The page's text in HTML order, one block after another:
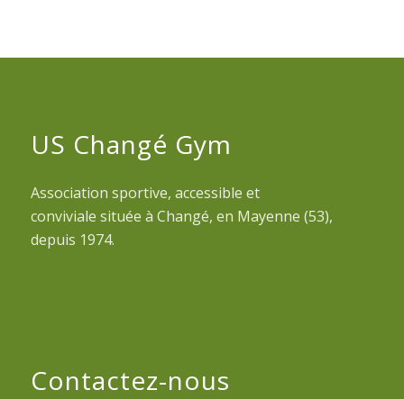
US Changé Gym
Association sportive, accessible et
conviviale située à Changé, en Mayenne (53),
depuis 1974.
Contactez-nous